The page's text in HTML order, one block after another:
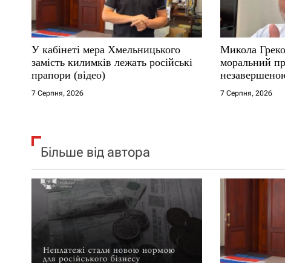
и
с
і
в
У кабінеті мера Хмельницького
замість килимків лежать російські
прапори (відео)
7 Серпня, 2026
Микола
моральний
7 Серпня, 2026
Більше від автора